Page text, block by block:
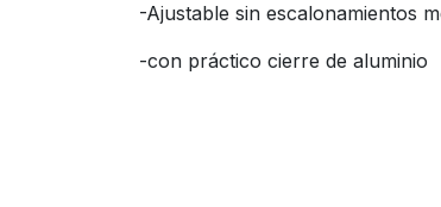
-Ajustable sin escalonamientos
-con práctico cierre de aluminio